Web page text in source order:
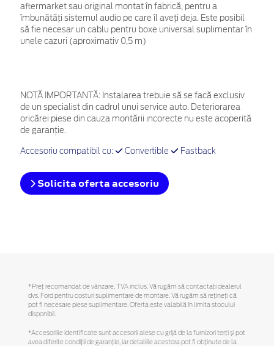
aftermarket sau original montat în fabrică, pentru a
îmbunătăți sistemul audio pe care îl aveți deja. Este posibil
să fie necesar un cablu pentru boxe universal suplimentar în
unele cazuri (aproximativ 0,5 m)
NOTĂ IMPORTANTĂ: Instalarea trebuie să se facă exclusiv
de un specialist din cadrul unui service auto. Deteriorarea
oricărei piese din cauza montării incorecte nu este acoperită
de garanţie.
Accesoriu compatibil cu: Convertible Fastback
Solicita oferta accesoriu
*Preţ recomandat de vânzare, TVA inclus. Vă rugăm să contactaţi dealerul
dvs. Ford pentru costuri suplimentare de montare. Vă rugăm să reţineţi că
pot fi necesare piese suplimentare. Oferta este valabilă în limita stocului
disponibil.
*Accesoriile identificate sunt accesorii alese cu grijă de la furnizori terți și pot
avea diferite condiții de garanție, iar detaliile acestora pot fi obținute de la